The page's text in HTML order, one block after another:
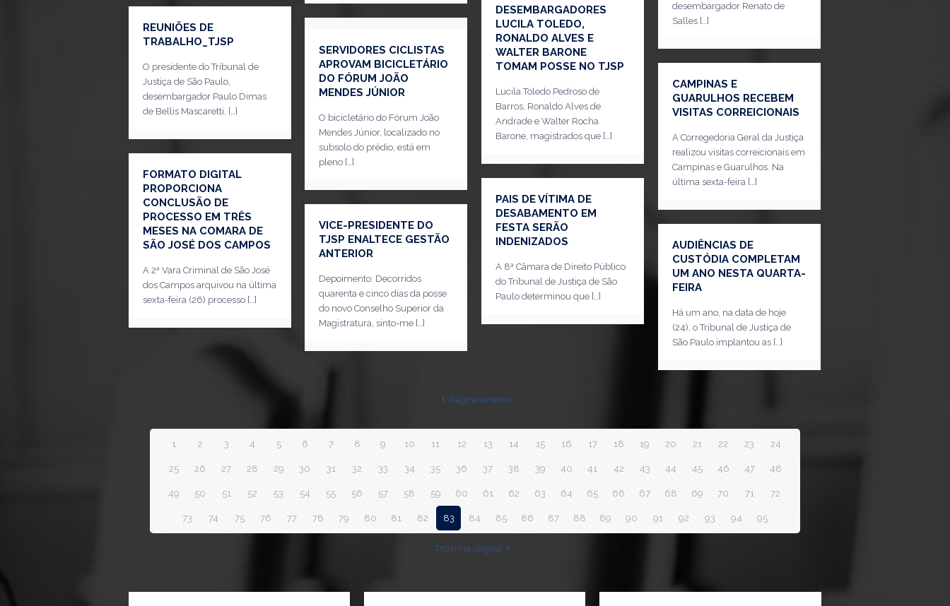
desembargador Renato de
Salles […]
DESEMBARGADORES
LUCILA TOLEDO,
RONALDO ALVES E
WALTER BARONE
TOMAM POSSE NO TJSP
Lucila Toledo Pedroso de
Barros, Ronaldo Alves de
Andrade e Walter Rocha
Barone, magistrados que […]
REUNIÕES DE
TRABALHO_TJSP
O presidente do Tribunal de
Justiça de São Paulo,
desembargador Paulo Dimas
de Bellis Mascaretti, […]
SERVIDORES CICLISTAS
APROVAM BICICLETÁRIO
DO FÓRUM JOÃO
MENDES JÚNIOR
O bicicletário do Fórum João
Mendes Júnior, localizado no
subsolo do prédio, está em
pleno […]
CAMPINAS E
GUARULHOS RECEBEM
VISITAS CORREICIONAIS
A Corregedoria Geral da Justiça
realizou visitas correicionais em
Campinas e Guarulhos. Na
última sexta-feira […]
FORMATO DIGITAL
PROPORCIONA
CONCLUSÃO DE
PROCESSO EM TRÊS
MESES NA COMARA DE
SÃO JOSÉ DOS CAMPOS
A 2ª Vara Criminal de São José
dos Campos arquivou na última
sexta-feira (26) processo […]
PAIS DE VÍTIMA DE
DESABAMENTO EM
FESTA SERÃO
INDENIZADOS
A 8ª Câmara de Direito Público
do Tribunal de Justiça de São
Paulo determinou que […]
VICE-PRESIDENTE DO
TJSP ENALTECE GESTÃO
ANTERIOR
Depoimento: Decorridos
quarenta e cinco dias da posse
do novo Conselho Superior da
Magistratura, sinto-me […]
AUDIÊNCIAS DE
CUSTÓDIA COMPLETAM
UM ANO NESTA QUARTA-
FEIRA
Há um ano, na data de hoje
(24), o Tribunal de Justiça de
São Paulo implantou as […]
Página anterior
1 2 3 4 5 6 7 8 9 10 11 12 13 14 15 16 17 18 19 20 21 22 23 24
25 26 27 28 29 30 31 32 33 34 35 36 37 38 39 40 41 42 43 44 45 46 47 48
49 50 51 52 53 54 55 56 57 58 59 60 61 62 63 64 65 66 67 68 69 70 71 72
73 74 75 76 77 78 79 80 81 82 83 84 85 86 87 88 89 90 91 92 93 94 95
Próxima página